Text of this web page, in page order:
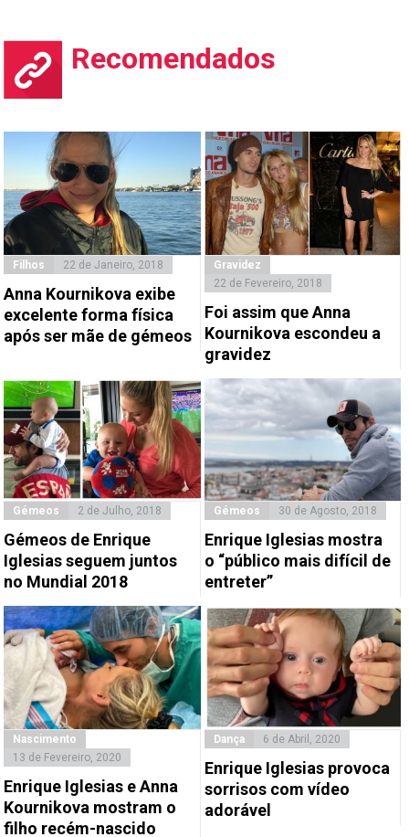
Recomendados
Filhos 22 de Janeiro, 2018
Anna Kournikova exibe
excelente forma física
após ser mãe de gémeos
Gravidez
22 de Fevereiro, 2018
Foi assim que Anna
Kournikova escondeu a
gravidez
Gémeos 2 de Julho, 2018
Gémeos de Enrique
Iglesias seguem juntos
no Mundial 2018
Gémeos 30 de Agosto, 2018
Enrique Iglesias mostra
o “público mais difícil de
entreter”
Nascimento
13 de Fevereiro, 2020
Enrique Iglesias e Anna
Kournikova mostram o
filho recém-nascido
Dança 6 de Abril, 2020
Enrique Iglesias provoca
sorrisos com vídeo
adorável